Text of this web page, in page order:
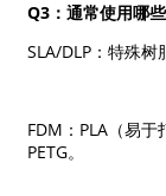
Q3：通常使用哪
SLA/DLP：特殊树
FDM：PLA（易
PETG。